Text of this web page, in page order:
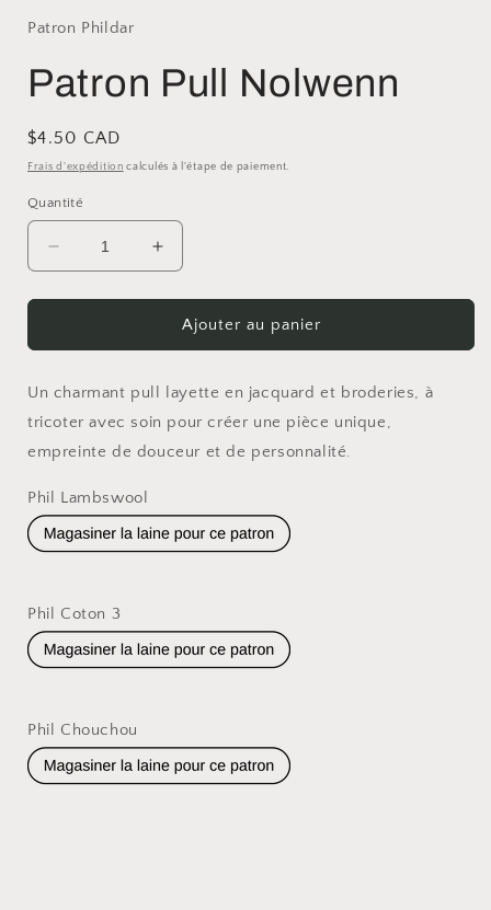
Patron Phildar
Patron Pull Nolwenn
Prix
habituel
$4.50 CAD
Frais d'expédition calculés à l'étape de paiement.
Quantité
Réduire
la
quantité
Patron
Nolwenn
Augmenter
la
quantité
Patron
Nolwenn
Ajouter au panier
Un charmant pull layette en jacquard et broderies, à
tricoter avec soin pour créer une pièce unique,
empreinte de douceur et de personnalité.
Phil Lambswool
Phil Coton 3
Phil Chouchou